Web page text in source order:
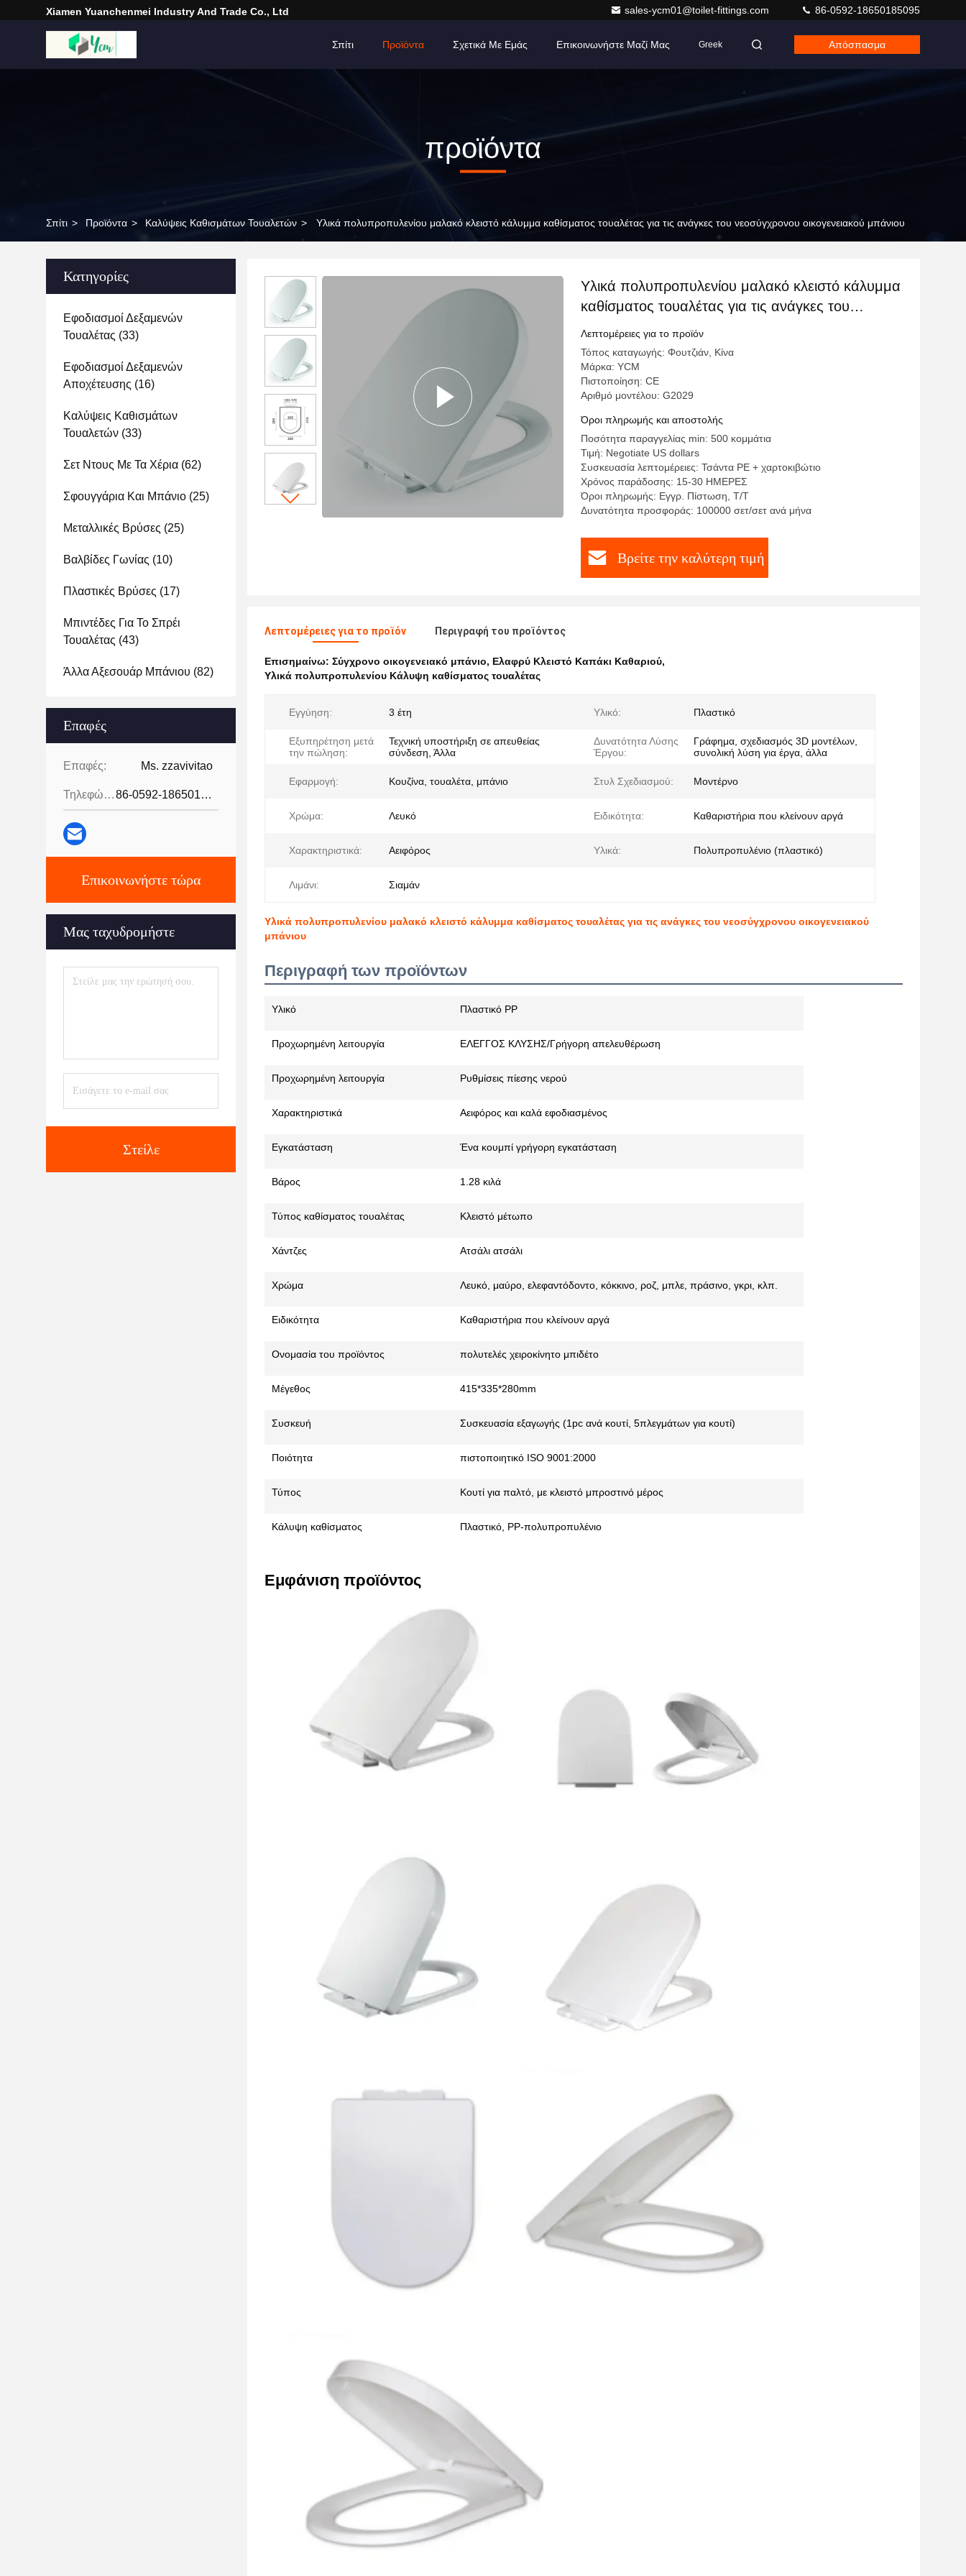
Xiamen Yuanchenmei Industry And Trade Co., Ltd sales-ycm01@toilet-fittings.com 86-0592-18650185095
Σπίτι Προϊόντα Σχετικά Με Εμάς Επικοινωνήστε Μαζί Μας Greek Απόσπασμα
προϊόντα
Σπίτι > Προϊόντα > Καλύψεις Καθισμάτων Τουαλετών > Υλικά πολυπροπυλενίου μαλακό κλειστό κάλυμμα καθίσματος τουαλέτας για τις ανάγκες του νεοσύγχρονου οικογενειακού μπάνιου
Κατηγορίες
Εφοδιασμοί Δεξαμενών
Τουαλέτας (33)
Εφοδιασμοί Δεξαμενών
Αποχέτευσης (16)
Καλύψεις Καθισμάτων
Τουαλετών (33)
Σετ Ντους Με Τα Χέρια (62)
Σφουγγάρια Και Μπάνιο (25)
Μεταλλικές Βρύσες (25)
Βαλβίδες Γωνίας (10)
Πλαστικές Βρύσες (17)
Μπιντέδες Για Το Σπρέι
Τουαλέτας (43)
Άλλα Αξεσουάρ Μπάνιου (82)
Επαφές
Επαφές: Ms. zzavivitao
Τηλεφώνημα: 86-0592-18650185095
Επικοινωνήστε τώρα
Μας ταχυδρομήστε
Στείλε
Υλικά πολυπροπυλενίου μαλακό κλειστό κάλυμμα
καθίσματος τουαλέτας για τις ανάγκες του
νεοσύγχρονου οικογενειακού μπάνιου
Λεπτομέρειες για το προϊόν
Τόπος καταγωγής: Φουτζιάν, Κίνα
Μάρκα: YCM
Πιστοποίηση: CE
Αριθμό μοντέλου: G2029
Όροι πληρωμής και αποστολής
Ποσότητα παραγγελίας min: 500 κομμάτια
Τιμή: Negotiate US dollars
Συσκευασία λεπτομέρειες: Τσάντα PE + χαρτοκιβώτιο
Χρόνος παράδοσης: 15-30 ΗΜΕΡΕΣ
Όροι πληρωμής: Εγγρ. Πίστωση, T/T
Δυνατότητα προσφοράς: 100000 σετ/σετ ανά μήνα
Βρείτε την καλύτερη τιμή
Λεπτομέρειες για το προϊόν Περιγραφή του προϊόντος
Επισημαίνω: Σύγχρονο οικογενειακό μπάνιο, Ελαφρύ Κλειστό Καπάκι Καθαριού,
Υλικά πολυπροπυλενίου Κάλυψη καθίσματος τουαλέτας
Εγγύηση: 3 έτη Υλικό: Πλαστικό
Εξυπηρέτηση μετά
την πώληση:
Τεχνική υποστήριξη σε απευθείας
σύνδεση, Άλλα
Δυνατότητα Λύσης
Έργου:
Γράφημα, σχεδιασμός 3D μοντέλων,
συνολική λύση για έργα, άλλα
Εφαρμογή: Κουζίνα, τουαλέτα, μπάνιο Στυλ Σχεδιασμού: Μοντέρνο
Χρώμα: Λευκό Ειδικότητα: Καθαριστήρια που κλείνουν αργά
Χαρακτηριστικά: Αειφόρος Υλικά: Πολυπροπυλένιο (πλαστικό)
Λιμάνι: Σιαμάν
Υλικά πολυπροπυλενίου μαλακό κλειστό κάλυμμα καθίσματος τουαλέτας για τις ανάγκες του νεοσύγχρονου οικογενειακού
μπάνιου
Περιγραφή των προϊόντων
Υλικό Πλαστικό PP
Προχωρημένη λειτουργία ΕΛΕΓΓΟΣ ΚΛΥΣΗΣ/Γρήγορη απελευθέρωση
Προχωρημένη λειτουργία Ρυθμίσεις πίεσης νερού
Χαρακτηριστικά Αειφόρος και καλά εφοδιασμένος
Εγκατάσταση Ένα κουμπί γρήγορη εγκατάσταση
Βάρος 1.28 κιλά
Τύπος καθίσματος τουαλέτας Κλειστό μέτωπο
Χάντζες Ατσάλι ατσάλι
Χρώμα Λευκό, μαύρο, ελεφαντόδοντο, κόκκινο, ροζ, μπλε, πράσινο, γκρι, κλπ.
Ειδικότητα Καθαριστήρια που κλείνουν αργά
Ονομασία του προϊόντος πολυτελές χειροκίνητο μπιδέτο
Μέγεθος 415*335*280mm
Συσκευή Συσκευασία εξαγωγής (1pc ανά κουτί, 5πλεγμάτων για κουτί)
Ποιότητα πιστοποιητικό ISO 9001:2000
Τύπος Κουτί για παλτό, με κλειστό μπροστινό μέρος
Κάλυψη καθίσματος Πλαστικό, PP-πολυπροπυλένιο
Εμφάνιση προϊόντος